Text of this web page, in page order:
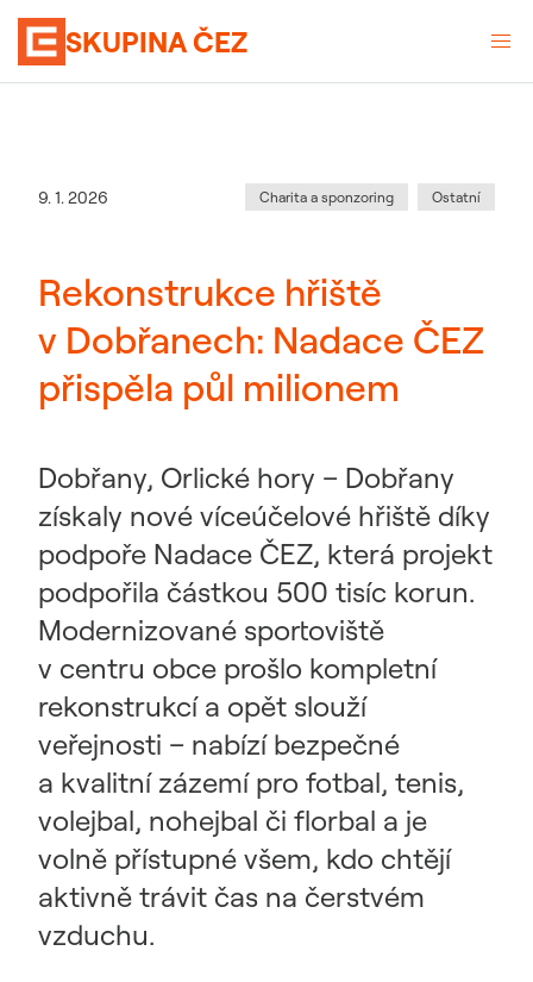
SKUPINA ČEZ
Datum zveřejnění
9. 1. 2026 Kategorie:
Charita a sponzoring Ostatní
Rekonstrukce hřiště
v Dobřanech: Nadace ČEZ
přispěla půl milionem
Dobřany, Orlické hory – Dobřany
získaly nové víceúčelové hřiště díky
podpoře Nadace ČEZ, která projekt
podpořila částkou 500 tisíc korun.
Modernizované sportoviště
v centru obce prošlo kompletní
rekonstrukcí a opět slouží
veřejnosti – nabízí bezpečné
a kvalitní zázemí pro fotbal, tenis,
volejbal, nohejbal či florbal a je
volně přístupné všem, kdo chtějí
aktivně trávit čas na čerstvém
vzduchu.